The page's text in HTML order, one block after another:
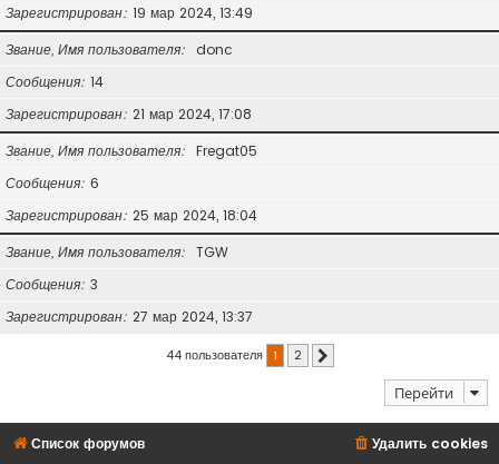
Зарегистрирован 19 мар 2024, 13:49
Звание, Имя пользователя
donc
Сообщения 14
Зарегистрирован 21 мар 2024, 17:08
Звание, Имя пользователя
Fregat05
Сообщения 6
Зарегистрирован 25 мар 2024, 18:04
Звание, Имя пользователя
TGW
Сообщения 3
Зарегистрирован 27 мар 2024, 13:37
44 пользователя 1 2
Перейти
Список форумов Удалить cookies